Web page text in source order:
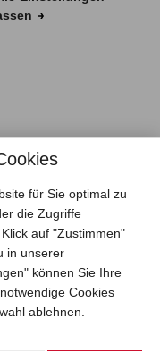
für Sie optimal zu
die Zugriffe
auf "Zustimmen"
in unserer
können Sie Ihre
Cookies
ablehnen.